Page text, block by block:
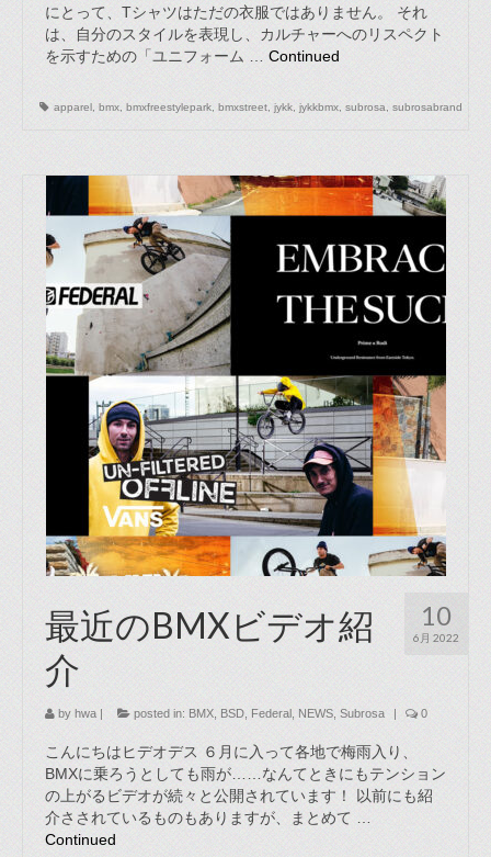
にとって、Tシャツはただの衣服ではありません。 それ
は、自分のスタイルを表現し、カルチャーへのリスペクト
を示すための「ユニフォーム … Continued
apparel bmx bmxfreestylepark bmxstreet jykk jykkbmx subrosa subrosabrand
10
6月 2022
最近のBMXビデオ紹
介
by hwa | posted in: BMX BSD Federal NEWS Subrosa | 0
こんにちはヒデオデス ６月に入って各地で梅雨入り、
BMXに乗ろうとしても雨が……なんてときにもテンション
の上がるビデオが続々と公開されています！ 以前にも紹
介さされているものもありますが、まとめて …
Continued